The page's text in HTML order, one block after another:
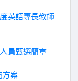
英語專長教師
員甄選簡章
方案